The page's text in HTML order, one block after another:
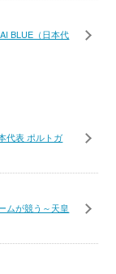
BLUE（日本代
代表 ポルトガ
ムが競う～天皇